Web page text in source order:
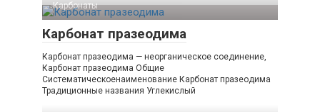
Карбонаты‎
Карбонат празеодима
Карбонат празеодима — неорганическое соединение,
Карбонат празеодима Общие
Систематическоенаименование Карбонат празеодима
Традиционные названия Углекислый